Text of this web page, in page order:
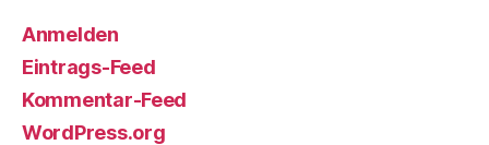
Anmelden
Eintrags-Feed
Kommentar-Feed
WordPress.org